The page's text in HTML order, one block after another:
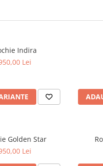
Indira
Lei
Golden Star
Lei